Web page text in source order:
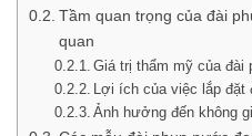
Tầm quan trọng của đài
quan
Giá trị thẩm mỹ của đài
Lợi ích của việc lắp đặt
Ảnh hưởng đến không